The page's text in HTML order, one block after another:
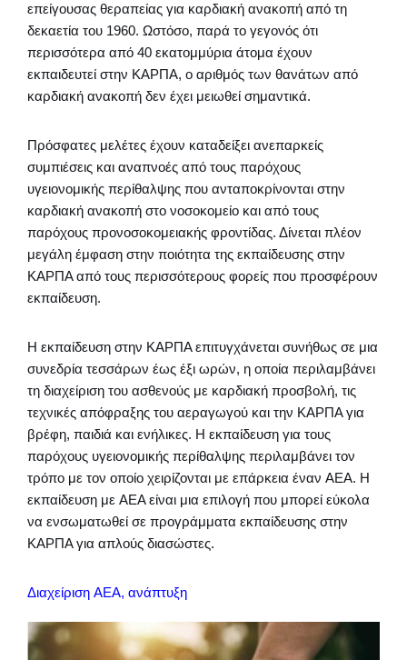
επείγουσας θεραπείας για καρδιακή ανακοπή από τη
δεκαετία του 1960. Ωστόσο, παρά το γεγονός ότι
περισσότερα από 40 εκατομμύρια άτομα έχουν
εκπαιδευτεί στην ΚΑΡΠΑ, ο αριθμός των θανάτων από
καρδιακή ανακοπή δεν έχει μειωθεί σημαντικά.
Πρόσφατες μελέτες έχουν καταδείξει ανεπαρκείς
συμπιέσεις και αναπνοές από τους παρόχους
υγειονομικής περίθαλψης που ανταποκρίνονται στην
καρδιακή ανακοπή στο νοσοκομείο και από τους
παρόχους προνοσοκομειακής φροντίδας. Δίνεται πλέον
μεγάλη έμφαση στην ποιότητα της εκπαίδευσης στην
ΚΑΡΠΑ από τους περισσότερους φορείς που προσφέρουν
εκπαίδευση.
Η εκπαίδευση στην ΚΑΡΠΑ επιτυγχάνεται συνήθως σε μια
συνεδρία τεσσάρων έως έξι ωρών, η οποία περιλαμβάνει
τη διαχείριση του ασθενούς με καρδιακή προσβολή, τις
τεχνικές απόφραξης του αεραγωγού και την ΚΑΡΠΑ για
βρέφη, παιδιά και ενήλικες. Η εκπαίδευση για τους
παρόχους υγειονομικής περίθαλψης περιλαμβάνει τον
τρόπο με τον οποίο χειρίζονται με επάρκεια έναν AEΑ. Η
εκπαίδευση με AEΑ είναι μια επιλογή που μπορεί εύκολα
να ενσωματωθεί σε προγράμματα εκπαίδευσης στην
ΚΑΡΠΑ για απλούς διασώστες.
Διαχείριση AEΑ, ανάπτυξη